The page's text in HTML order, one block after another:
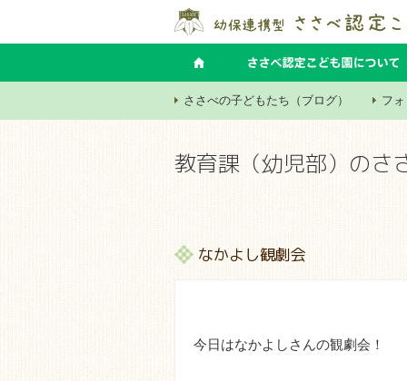
ささべの子どもたち（ブログ） フ
教育課（幼児部）のさ
なかよし観劇会
今日はなかよしさんの観劇会！